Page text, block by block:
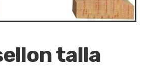
talla